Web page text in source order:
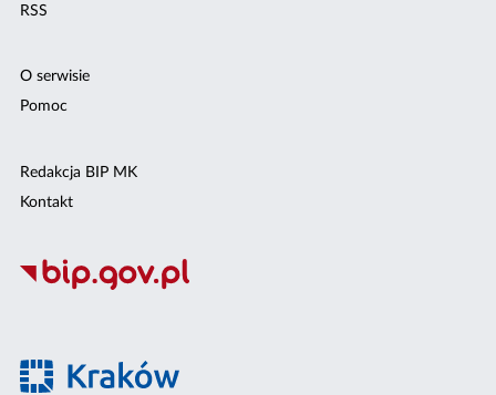
RSS
O serwisie
Pomoc
Redakcja BIP MK
Kontakt